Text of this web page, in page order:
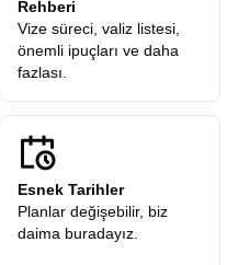
Rehberi
Vize süreci, valiz listesi,
önemli ipuçları ve daha
fazlası.
Esnek Tarihler
Planlar değişebilir, biz
daima buradayız.